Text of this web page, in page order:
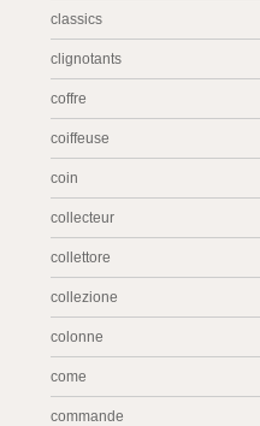
classics
clignotants
coffre
coiffeuse
coin
collecteur
collettore
collezione
colonne
come
commande